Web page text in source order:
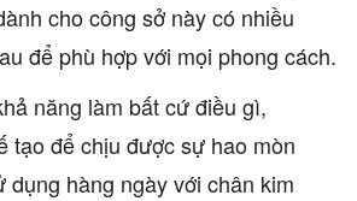
cho công sở này có nhiều
để phù hợp với mọi phong cách.
năng làm bất cứ điều gì,
tạo để chịu được sự hao mòn
dụng hàng ngày với chân kim